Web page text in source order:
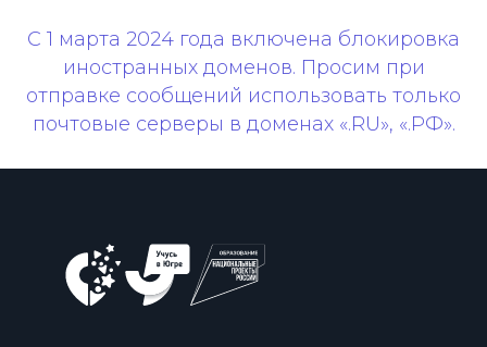
С 1 марта 2024 года включена блокировка
иностранных доменов. Просим при
отправке сообщений использовать только
почтовые серверы в доменах «.RU», «.РФ».